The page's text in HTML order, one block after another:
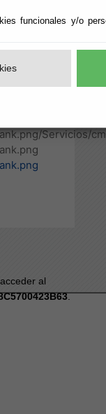
funcionales y/o
/Servicios/
al
.